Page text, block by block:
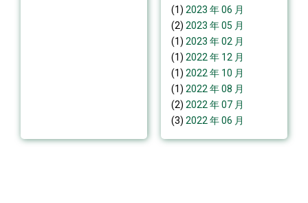
(1) 2023 年 06 月
(2) 2023 年 05 月
(1) 2023 年 02 月
(1) 2022 年 12 月
(1) 2022 年 10 月
(1) 2022 年 08 月
(2) 2022 年 07 月
(3) 2022 年 06 月